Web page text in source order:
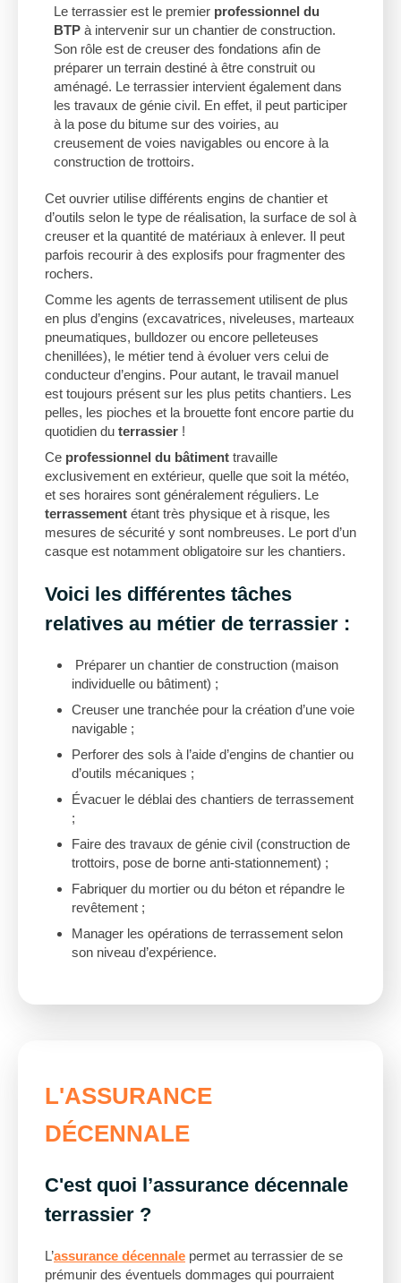
Le terrassier est le premier professionnel du
BTP à intervenir sur un chantier de construction.
Son rôle est de creuser des fondations afin de
préparer un terrain destiné à être construit ou
aménagé. Le terrassier intervient également dans
les travaux de génie civil. En effet, il peut participer
à la pose du bitume sur des voiries, au
creusement de voies navigables ou encore à la
construction de trottoirs.
Cet ouvrier utilise différents engins de chantier et
d’outils selon le type de réalisation, la surface de sol à
creuser et la quantité de matériaux à enlever. Il peut
parfois recourir à des explosifs pour fragmenter des
rochers.
Comme les agents de terrassement utilisent de plus
en plus d’engins (excavatrices, niveleuses, marteaux
pneumatiques, bulldozer ou encore pelleteuses
chenillées), le métier tend à évoluer vers celui de
conducteur d’engins. Pour autant, le travail manuel
est toujours présent sur les plus petits chantiers. Les
pelles, les pioches et la brouette font encore partie du
quotidien du terrassier !
Ce professionnel du bâtiment travaille
exclusivement en extérieur, quelle que soit la météo,
et ses horaires sont généralement réguliers. Le
terrassement étant très physique et à risque, les
mesures de sécurité y sont nombreuses. Le port d’un
casque est notamment obligatoire sur les chantiers.
Voici les différentes tâches
relatives au métier de terrassier :
Préparer un chantier de construction (maison
individuelle ou bâtiment) ;
Creuser une tranchée pour la création d’une voie
navigable ;
Perforer des sols à l’aide d’engins de chantier ou
d’outils mécaniques ;
Évacuer le déblai des chantiers de terrassement
;
Faire des travaux de génie civil (construction de
trottoirs, pose de borne anti-stationnement) ;
Fabriquer du mortier ou du béton et répandre le
revêtement ;
Manager les opérations de terrassement selon
son niveau d’expérience.
L'ASSURANCE
DÉCENNALE
C'est quoi l’assurance décennale
terrassier ?
L’assurance décennale permet au terrassier de se
prémunir des éventuels dommages qui pourraient